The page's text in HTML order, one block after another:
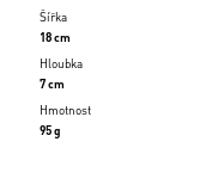
Šířka
18 cm
Hloubka
7 cm
Hmotnost
95 g